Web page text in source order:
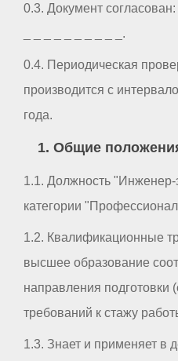
0.3. Документ согласован:
_ _ _ _ _ _ _ _ _ _.
0.4. Периодическая
производится с
года.
1. Общие
1.1. Должность "Инженер-
категории
1.2. Квалификационные
высшее образование
направления подготовки
требований к стажу
1.3. Знает и применяет в